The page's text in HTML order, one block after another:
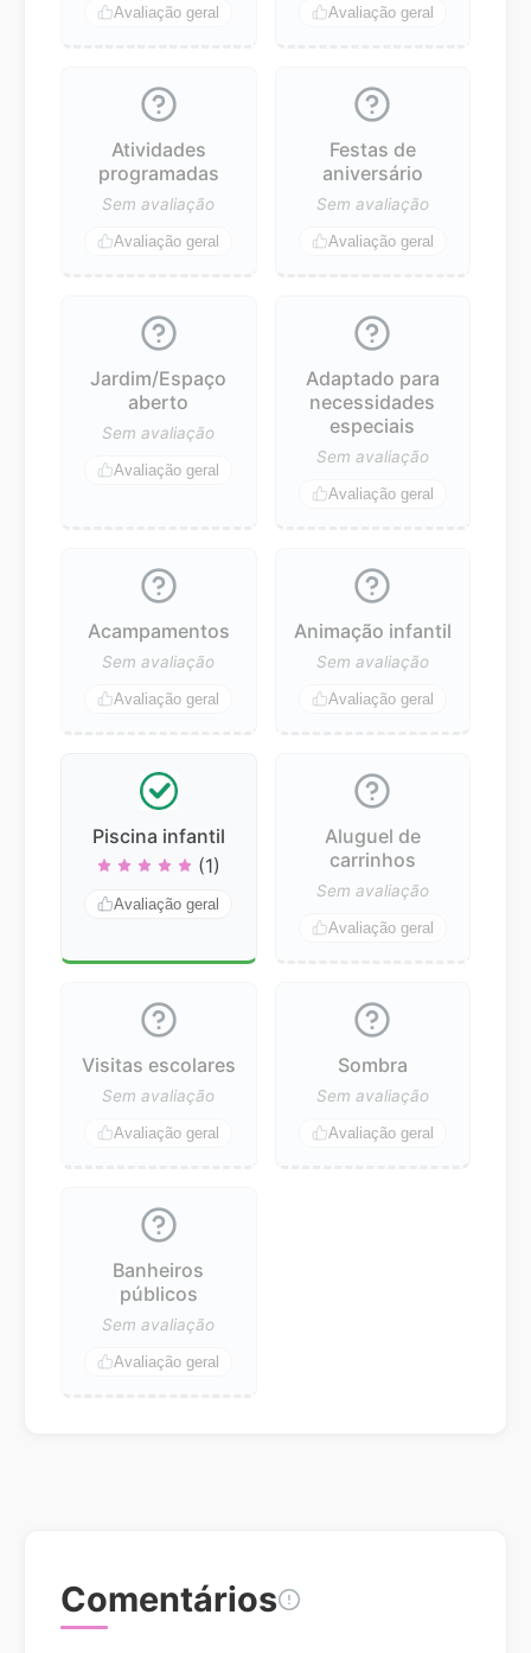
Avaliação geral Avaliação geral
Atividades
programadas
Sem avaliação
Avaliação geral
Festas de
aniversário
Sem avaliação
Avaliação geral
Jardim/Espaço
aberto
Sem avaliação
Avaliação geral
Adaptado para
necessidades
especiais
Sem avaliação
Avaliação geral
Acampamentos
Sem avaliação
Avaliação geral
Animação infantil
Sem avaliação
Avaliação geral
Piscina infantil
(1)
Avaliação geral
Aluguel de
carrinhos
Sem avaliação
Avaliação geral
Visitas escolares
Sem avaliação
Avaliação geral
Sombra
Sem avaliação
Avaliação geral
Banheiros
públicos
Sem avaliação
Avaliação geral
Comentários